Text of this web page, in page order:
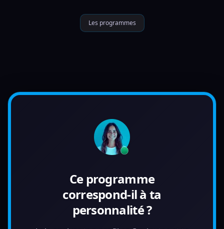
Les programmes
Ce programme
correspond-il à ta
personnalité ?